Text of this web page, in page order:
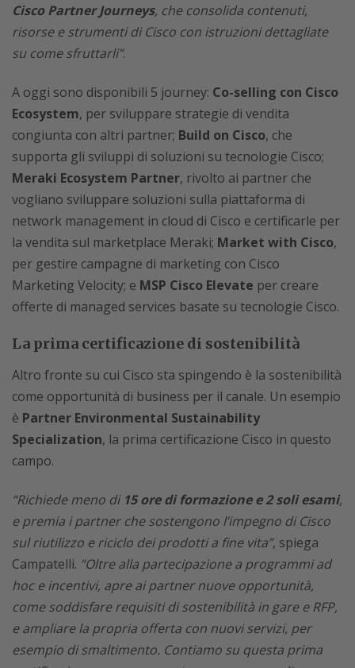
Cisco Partner Journeys, che consolida contenuti,
risorse e strumenti di Cisco con istruzioni dettagliate
su come sfruttarli”.
A oggi sono disponibili 5 journey: Co-selling con Cisco
Ecosystem, per sviluppare strategie di vendita
congiunta con altri partner; Build on Cisco, che
supporta gli sviluppi di soluzioni su tecnologie Cisco;
Meraki Ecosystem Partner, rivolto ai partner che
vogliano sviluppare soluzioni sulla piattaforma di
network management in cloud di Cisco e certificarle per
la vendita sul marketplace Meraki; Market with Cisco,
per gestire campagne di marketing con Cisco
Marketing Velocity; e MSP Cisco Elevate per creare
offerte di managed services basate su tecnologie Cisco.
La prima certificazione di sostenibilità
Altro fronte su cui Cisco sta spingendo è la sostenibilità
come opportunità di business per il canale. Un esempio
è Partner Environmental Sustainability
Specialization, la prima certificazione Cisco in questo
campo.
“Richiede meno di 15 ore di formazione e 2 soli esami,
e premia i partner che sostengono l’impegno di Cisco
sul riutilizzo e riciclo dei prodotti a fine vita”, spiega
Campatelli. “Oltre alla partecipazione a programmi ad
hoc e incentivi, apre ai partner nuove opportunità,
come soddisfare requisiti di sostenibilità in gare e RFP,
e ampliare la propria offerta con nuovi servizi, per
esempio di smaltimento. Contiamo su questa prima